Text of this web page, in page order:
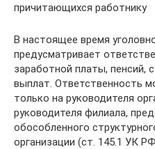
причитающихся работнику
В настоящее время
предусматривает
заработной платы, пенсий,
выплат. Ответственность
только на руководителя
руководителя филиала,
обособленного
организации (ст. 145.1 УК